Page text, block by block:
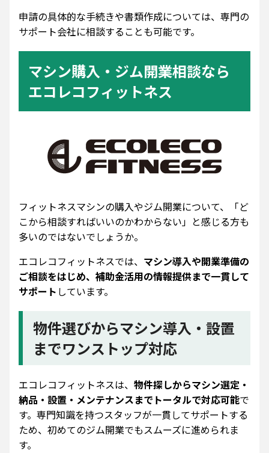
申請の具体的な手続きや書類作成については、専門の
サポート会社に相談することも可能です。
マシン購入・ジム開業相談なら
エコレコフィットネス
フィットネスマシンの購入やジム開業について、「ど
こから相談すればいいのかわからない」と感じる方も
多いのではないでしょうか。
エコレコフィットネスでは、 マシン導入や開業準備の
ご相談をはじめ、補助金活用の情報提供まで一貫して
サポート しています。
物件選びからマシン導入・設置
までワンストップ対応
エコレコフィットネスは、 物件探しからマシン選定・
納品・設置・メンテナンスまでトータルで対応可能で
す。専門知識を持つスタッフが一貫してサポートする
ため、初めてのジム開業でもスムーズに進められま
す。